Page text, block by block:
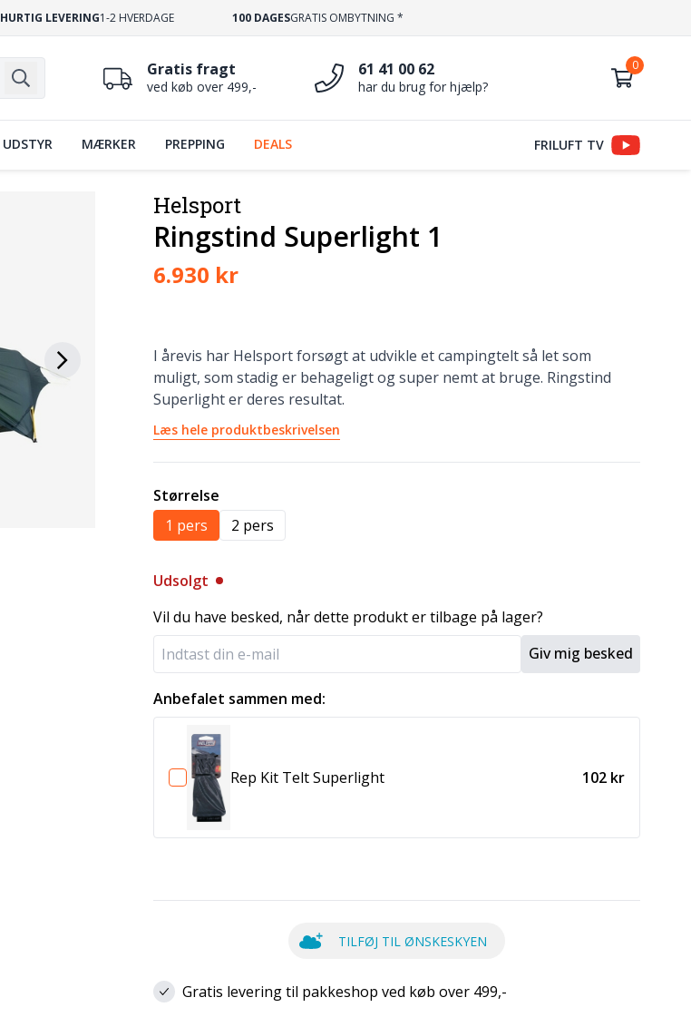
HURTIG LEVERING1-2 HVERDAGE 100 DAGESGRATIS OMBYTNING *
Gratis fragt
ved køb over 499,-
61 41 00 62
har du brug for hjælp?
UDSTYR MÆRKER PREPPING DEALS FRILUFT TV
Helsport
Ringstind Superlight 1
6.930 kr
I årevis har Helsport forsøgt at udvikle et campingtelt så let som
muligt, som stadig er behageligt og super nemt at bruge. Ringstind
Superlight er deres resultat.
Læs hele produktbeskrivelsen
Størrelse
1 pers
2 pers
Udsolgt
Vil du have besked, når dette produkt er tilbage på lager?
Giv mig besked
Anbefalet sammen med:
Rep Kit Telt Superlight 102 kr
TILFØJ TIL ØNSKESKYEN
Gratis levering til pakkeshop ved køb over 499,-